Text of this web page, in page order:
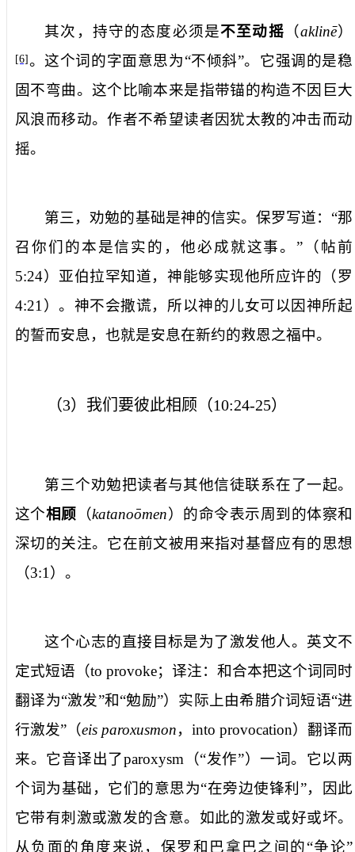
其次，持守的态度必须是不至动摇 （akline）
[6]。这个词的字面意思为“不倾斜”。它强调的是稳
固不弯曲。这个比喻本来是指带锚的构造不因巨大
风浪而移动。作者不希望读者因犹太教的冲击而动
摇。
第三，劝勉的基础是神的信实。保罗写道：“那
召你们的本是信实的，他必成就这事。”（帖前
5:24）亚伯拉罕知道，神能够实现他所应许的（罗
4:21 ）。神不会撒谎，所以神的儿女可以因神所起
的誓而安息，也就是安息在新约的救恩之福中。
（3）我们要彼此相顾（10:24-25）
第三个劝勉把读者与其他信徒联系在了一起。
这个相顾 （katanoomen）的命令表示周到的体察和
深切的关注。它在前文被用来指对基督应有的思想
（3:1 ）。
这个心志的直接目标是为了激发他人。英文不
定式短语（to provoke；译注：和合本把这个词同时
翻译为“激发”和“勉励”）实际上由希腊介词短语“进
行激发”（eis paroxusmon， into provocation）翻译而
来。它音译出了paroxysm （“发作”）一词。它以两
个词为基础，它们的意思为“在旁边使锋利”，因此
它带有刺激或激发的含意。如此的激发或好或坏。
从负面的角度来说，保罗和巴拿巴之间的“争论”